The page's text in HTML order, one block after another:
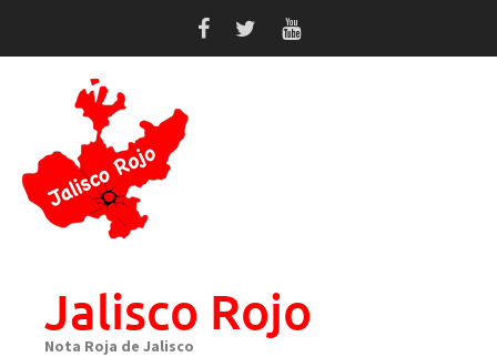
Jalisco Rojo
Nota Roja de Jalisco